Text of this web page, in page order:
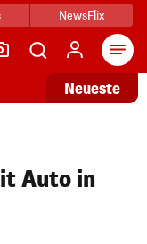
NewsFlix
Neueste
Auto in